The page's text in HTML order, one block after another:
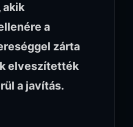
akik
a
zárta
elveszítették
a javítás.